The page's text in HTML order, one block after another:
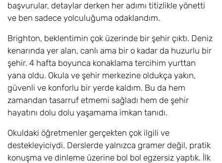
başvurular, detaylar derken her adımı titizlikle yönetti
ve ben sadece yolculuğuma odaklandım.
Brighton, beklentimin çok üzerinde bir şehir çıktı. Deniz
kenarında yer alan, canlı ama bir o kadar da huzurlu bir
şehir. 4 hafta boyunca konaklama tercihim yurttan
yana oldu. Okula ve şehir merkezine oldukça yakın,
güvenli ve konforlu bir yerde kaldım. Bu da hem
zamandan tasarruf etmemi sağladı hem de şehir
hayatını dolu dolu yaşamama imkan tanıdı.
Okuldaki öğretmenler gerçekten çok ilgili ve
destekleyiciydi. Derslerde yalnızca gramer değil, pratik
konuşma ve dinleme üzerine bol bol egzersiz yaptık. İlk